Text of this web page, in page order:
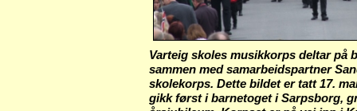
Varteig skoles musikkorps deltar på
sammen med samarbeidspartner
skolekorps. Dette bildet er tatt 17.
gikk først i barnetoget i Sarpsborg,